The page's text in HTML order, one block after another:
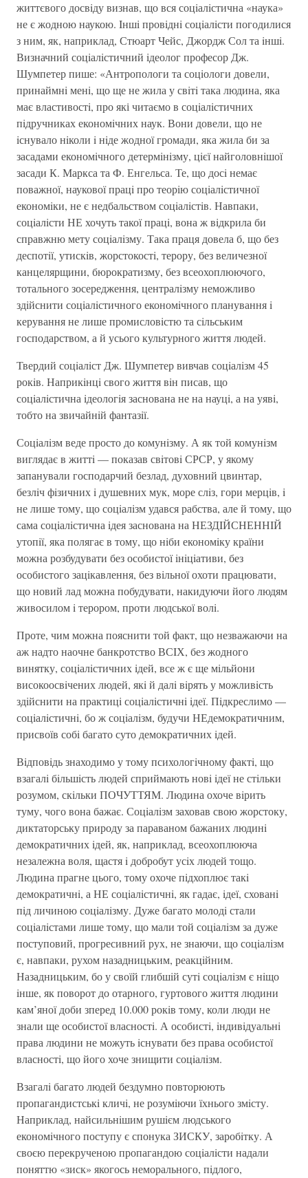
життєвого досвiду визнав, що вся соцiалiстична «наука»
не є жодною наукою. Iншi провiднi соцiалiсти погодилися
з ним, як, наприклад, Стюарт Чейс, Джордж Сол та iншi.
Визначний соцiалiстичний iдеолог професор Дж.
Шумпетер пише: «Антропологи та соцiологи довели,
принаймнi менi, що ще не жила у свiтi така людина, яка
має властивостi, про які читаємо в соцiалiстичних
пiдручниках економiчних наук. Вони довели, що не
iснувало нiколи i нiде жодної громади, яка жила би за
засадами економiчного детермiнiзму, цiєї найголовнiшої
засади К. Маркса та Ф. Енгельса. Те, що досi немає
поважної, наукової працi про теорiю соцiалiстичної
економiки, не є недбальством соцiалiстiв. Навпаки,
соцiалiсти НЕ хочуть такої працi, вона ж вiдкрила би
справжню мету соцiалiзму. Така праця довела б, що без
деспотiї, утискiв, жорстокостi, терору, без величезної
канцелярщини, бюрократизму, без всеохоплюючого,
тотального зосередження, централiзму неможливо
здiйснити соцiалiстичного економiчного планування i
керування не лише промисловiстю та сiльським
господарством, а й усього культурного життя людей.
Твердий соцiалiст Дж. Шумпетер вивчав соцiалiзм 45
рокiв. Наприкiнцi свого життя вiн писав, що
соцiалiстична iдеологiя заснована не на науцi, а на уявi,
тобто на звичайнiй фантазiї.
Соцiалiзм веде просто до комунiзму. А як той комунiзм
виглядає в життi — показав свiтовi СРСР, у якому
запанували господарчий безлад, духовний цвинтар,
безлiч фiзичних i душевних мук, море слiз, гори мерцiв, i
не лише тому, що соцiалiзм удався рабства, але й тому, що
сама соцiалiстична iдея заснована на НЕЗДIЙСНЕННIЙ
утопiї, яка полягає в тому, що нiби економiку країни
можна розбудувати без особистої iнiцiативи, без
особистого зацiкавлення, без вiльної охоти працювати,
що новий лад можна побудувати, накидуючи його людям
живосилом i терором, проти людської волi.
Проте, чим можна пояснити той факт, що незважаючи на
аж надто наочне банкротство ВСIХ, без жодного
винятку, соцiалiстичних iдей, все ж є ще мiльйони
високоосвiчених людей, якi й далi вiрять у можливiсть
здiйснити на практицi соцiалiстичнi iдеї. Пiдкреслимо —
соцiалiстичнi, бо ж соцiалiзм, будучи НЕдемократичним,
присвоїв собi багато суто демократичних iдей.
Вiдповiдь знаходимо у тому психологiчному фактi, що
взагалi бiльшiсть людей сприймають новi iдеї не стiльки
розумом, скiльки ПОЧУТТЯМ. Людина охоче вiрить
туму, чого вона бажає. Соцiалiзм заховав свою жорстоку,
диктаторську природу за параваном бажаних людинi
демократичних iдей, як, наприклад, всеохоплююча
незалежна воля, щастя i добробут усiх людей тощо.
Людина прагне цього, тому охоче пiдхоплює такi
демократичнi, а НЕ соцiалiстичнi, як гадає, iдеї, схованi
пiд личиною соцiалiзму. Дуже багато молодi стали
соцiалiстами лише тому, що мали той соцiалiзм за дуже
поступовий, прогресивний рух, не знаючи, що соцiалiзм
є, навпаки, рухом назадницьким, реакцiйним.
Назадницьким, бо у своїй глибшiй сутi соцiалiзм є нiщо
iнше, як поворот до отарного, гуртового життя людини
кам’яної доби зперед 10.000 рокiв тому, коли люди не
знали ще особистої власностi. А особистi, iндивiдуальнi
права людини не можуть iснувати без права особистої
власностi, що його хоче знищити соцiалiзм.
Взагалi багато людей бездумно повторюють
пропагандистськi кличi, не розумiючи їхнього змiсту.
Наприклад, найсильнiшим рушiєм людського
економiчного поступу є спонука ЗИСКУ, заробiтку. А
своєю перекрученою пропагандою соцiалiсти надали
поняттю «зиск» якогось неморального, пiдлого,